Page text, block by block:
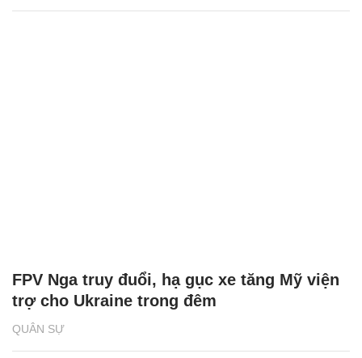
QUÂN SỰ
FPV Nga truy đuổi, hạ gục xe tăng Mỹ viện
trợ cho Ukraine trong đêm